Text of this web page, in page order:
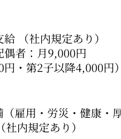
規定あり）
月9,000円
降4,000円）（
（雇用・労災・健康・
社内規定あり）